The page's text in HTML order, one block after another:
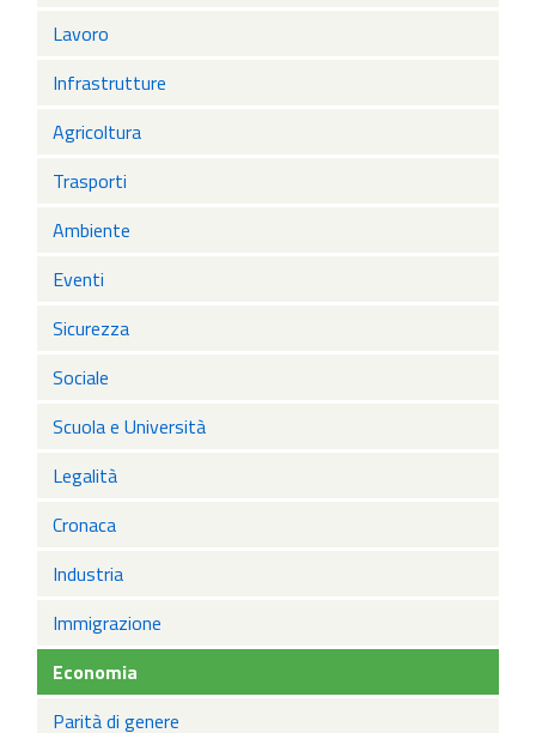
Lavoro
Infrastrutture
Agricoltura
Trasporti
Ambiente
Eventi
Sicurezza
Sociale
Scuola e Università
Legalità
Cronaca
Industria
Immigrazione
Economia
Parità di genere